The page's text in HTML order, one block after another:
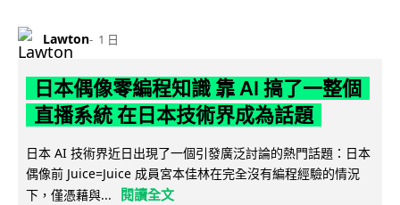
Lawton 1 日
日本偶像零編程知識 靠 AI 搞了一整個
直播系統 在日本技術界成為話題
日本 AI 技術界近日出現了一個引發廣泛討論的熱門話題：日本
偶像前 Juice=Juice 成員宮本佳林在完全沒有編程經驗的情況
下，僅憑藉與...
閱讀全文